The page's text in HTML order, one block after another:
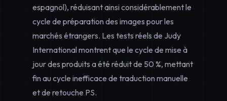
espagnol), réduisant ainsi considérablement le
cycle de préparation des images pour les
marchés étrangers. Les tests réels de Judy
International montrent que le cycle de mise à
jour des produits a été réduit de 50 %, mettant
fin au cycle inefficace de traduction manuelle
et de retouche PS.